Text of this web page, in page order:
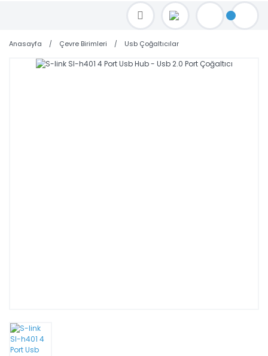
TOPTAN FİYAT ALMAK İÇİN satis@toptanbilgisayar.net MAİL ATINIZ.
SİPARİŞLERİNİZİ AYNI GÜN KARGO İLE GÖNDERİYORUZ!
Anasayfa Çevre Birimleri Usb Çoğaltıcılar